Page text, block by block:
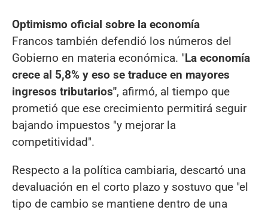
Optimismo oficial sobre la economía
Francos también defendió los números del
Gobierno en materia económica. "La economía
crece al 5,8% y eso se traduce en mayores
ingresos tributarios", afirmó, al tiempo que
prometió que ese crecimiento permitirá seguir
bajando impuestos "y mejorar la
competitividad".
Respecto a la política cambiaria, descartó una
devaluación en el corto plazo y sostuvo que "el
tipo de cambio se mantiene dentro de una